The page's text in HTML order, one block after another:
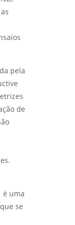
DE
-
SE
A
pela
de
é uma
se